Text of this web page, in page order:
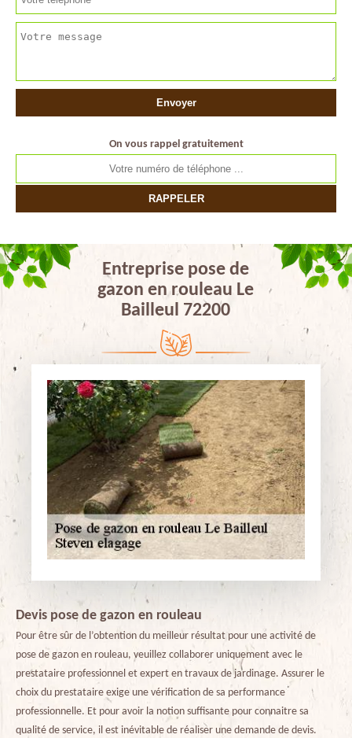
On vous rappel gratuitement
Entreprise pose de
gazon en rouleau Le
Bailleul 72200
Devis pose de gazon en rouleau
Pour être sûr de l’obtention du meilleur résultat pour une activité de
pose de gazon en rouleau, veuillez collaborer uniquement avec le
prestataire professionnel et expert en travaux de jardinage. Assurer le
choix du prestataire exige une vérification de sa performance
professionnelle. Et pour avoir la notion suffisante pour connaitre sa
qualité de service, il est inévitable de réaliser une demande de devis.